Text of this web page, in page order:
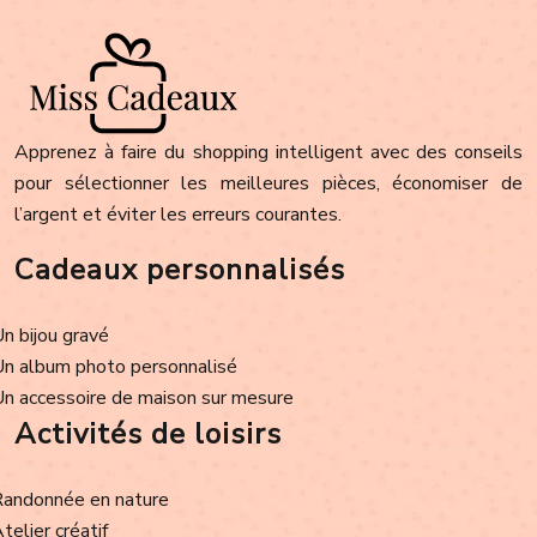
Apprenez à faire du shopping intelligent avec des conseils
pour sélectionner les meilleures pièces, économiser de
l’argent et éviter les erreurs courantes.
Cadeaux personnalisés
bijou gravé
album photo personnalisé
accessoire de maison sur mesure
Activités de loisirs
en nature
créatif